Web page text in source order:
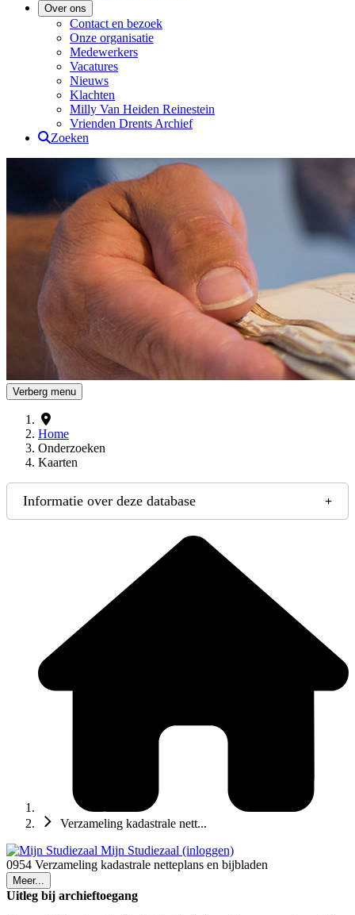
Over ons
Contact en bezoek
Onze organisatie
Medewerkers
Vacatures
Nieuws
Klachten
Milly Van Heiden Reinestein
Vrienden Drents Archief
Zoeken
Drents Archief
Verberg menu
Home
Onderzoeken
Kaarten
Informatie over deze database
Verzameling kadastrale nett...
Mijn Studiezaal (inloggen)
0954 Verzameling kadastrale netteplans en bijbladen
Meer...
Uitleg bij archieftoegang